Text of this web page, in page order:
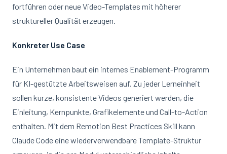
fortführen oder neue Video-Templates mit höherer
struktureller Qualität erzeugen.
Konkreter Use Case
Ein Unternehmen baut ein internes Enablement-Programm
für KI-gestützte Arbeitsweisen auf. Zu jeder Lerneinheit
sollen kurze, konsistente Videos generiert werden, die
Einleitung, Kernpunkte, Grafikelemente und Call-to-Action
enthalten. Mit dem Remotion Best Practices Skill kann
Claude Code eine wiederverwendbare Template-Struktur